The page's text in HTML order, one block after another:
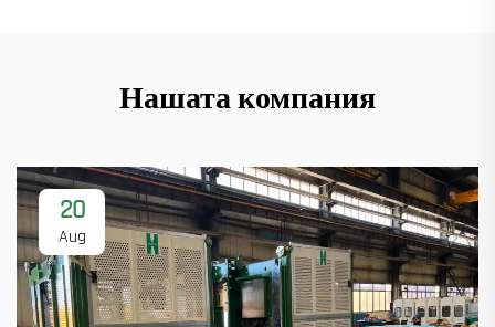
Нашата компания
20
Aug